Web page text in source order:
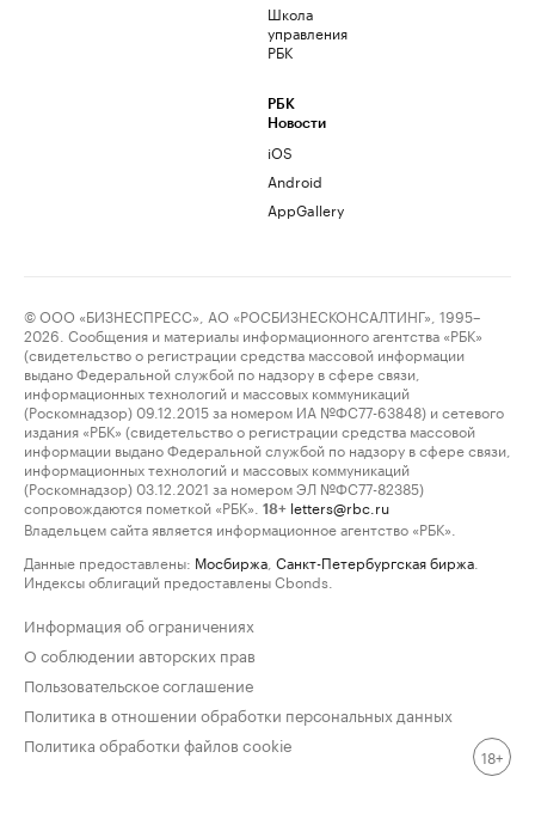
Школа
управления
РБК
РБК
Новости
iOS
Android
AppGallery
© ООО «БИЗНЕСПРЕСС», АО «РОСБИЗНЕСКОНСАЛТИНГ», 1995–
2026. Сообщения и материалы информационного агентства «РБК»
(свидетельство о регистрации средства массовой информации
выдано Федеральной службой по надзору в сфере связи,
информационных технологий и массовых коммуникаций
(Роскомнадзор) 09.12.2015 за номером ИА №ФС77-63848) и сетевого
издания «РБК» (свидетельство о регистрации средства массовой
информации выдано Федеральной службой по надзору в сфере связи,
информационных технологий и массовых коммуникаций
(Роскомнадзор) 03.12.2021 за номером ЭЛ №ФС77-82385)
сопровождаются пометкой «РБК».
18+ letters@rbc.ru
Владельцем сайта является информационное агентство «РБК».
Данные предоставлены: Мосбиржа Санкт-Петербургская биржа
Индексы облигаций предоставлены Cbonds.
Информация об ограничениях
О соблюдении авторских прав
Пользовательское соглашение
Политика в отношении обработки персональных данных
Политика обработки файлов cookie
18+